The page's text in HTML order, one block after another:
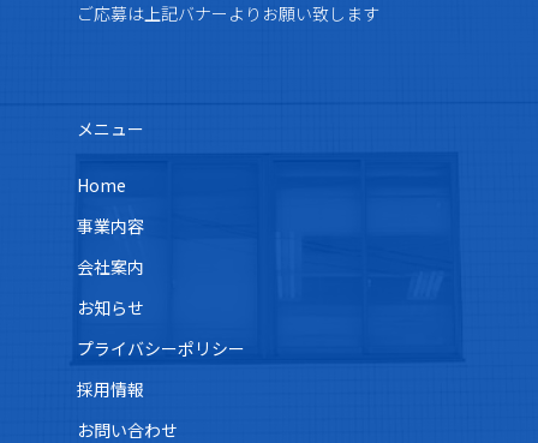
ご応募は上記バナーよりお願い致します
メニュー
Home
事業内容
会社案内
お知らせ
プライバシーポリシー
採用情報
お問い合わせ